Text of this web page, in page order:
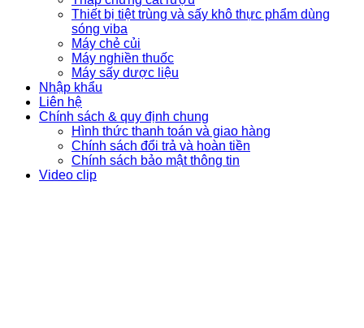
Thiết bị tiệt trùng và sấy khô thực phẩm dùng
sóng viba
Máy chẻ củi
Máy nghiền thuốc
Máy sấy dược liệu
Nhập khẩu
Liên hệ
Chính sách & quy định chung
Hình thức thanh toán và giao hàng
Chính sách đổi trả và hoàn tiền
Chính sách bảo mật thông tin
Video clip